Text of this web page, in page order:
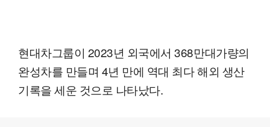
현대차그룹이 2023년 외국에서 368만대가량의
완성차를 만들며 4년 만에 역대 최다 해외 생산
기록을 세운 것으로 나타났다.